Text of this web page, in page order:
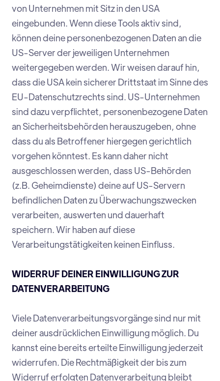
von Unternehmen mit Sitz in den USA
eingebunden. Wenn diese Tools aktiv sind,
können deine personenbezogenen Daten an die
US-Server der jeweiligen Unternehmen
weitergegeben werden. Wir weisen darauf hin,
dass die USA kein sicherer Drittstaat im Sinne des
EU-Datenschutzrechts sind. US-Unternehmen
sind dazu verpflichtet, personenbezogene Daten
an Sicherheitsbehörden herauszugeben, ohne
dass du als Betroffener hiergegen gerichtlich
vorgehen könntest. Es kann daher nicht
ausgeschlossen werden, dass US-Behörden
(z.B. Geheimdienste) deine auf US-Servern
befindlichen Daten zu Überwachungszwecken
verarbeiten, auswerten und dauerhaft
speichern. Wir haben auf diese
Verarbeitungstätigkeiten keinen Einfluss.
WIDERRUF DEINER EINWILLIGUNG ZUR
DATENVERARBEITUNG
Viele Datenverarbeitungsvorgänge sind nur mit
deiner ausdrücklichen Einwilligung möglich. Du
kannst eine bereits erteilte Einwilligung jederzeit
widerrufen. Die Rechtmäßigkeit der bis zum
Widerruf erfolgten Datenverarbeitung bleibt